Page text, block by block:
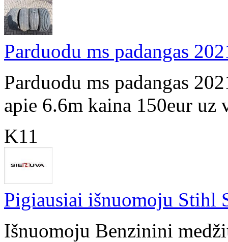
Parduodu ms padangas
Parduodu ms padangas
apie 6.6m kaina 150eur uz
K11
Pigiausiai išnuomoju Stihl
Išnuomoju Benzinini